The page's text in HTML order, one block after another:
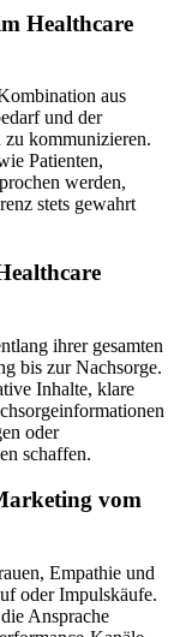
Healthcare
aus
und der
kommunizieren.
Patienten,
werden,
stets gewahrt
ihrer gesamten
bis zur Nachsorge.
Inhalte, klare
oder
schaffen.
vom
Empathie und
oder Impulskäufe.
Ansprache